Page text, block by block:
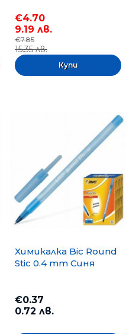
€4.70
9.19 лв.
€7.85
15.35 лв.
Химикалка Bic Round
Stic 0.4 mm Синя
€0.37
0.72 лв.